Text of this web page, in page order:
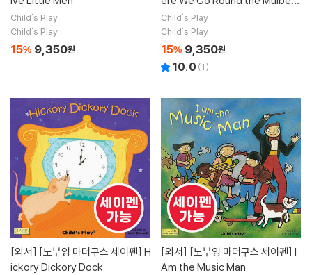
Child's Play
Child's Play
15% 9,350원
y Bush
Child's Play
Child's Play
15% 9,350원
10.0 (1)
[외서]
ickory Dickory Dock
[외서]
Am the Music Man